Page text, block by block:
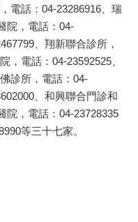
電話：04-23286916、瑞
院，電話：04-
、翔新聯合診所，
，電話：04-23592525、
診所，電話：04-
、和興聯合門診和
院，電話：04-23728335
等三十七家。